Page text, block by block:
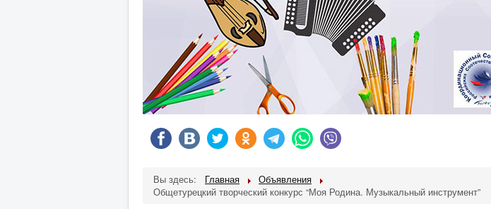
Вы здесь: Главная
Объявления
Общетурецкий творческий конкурс “Моя Родина. Музыкальный инструмент”